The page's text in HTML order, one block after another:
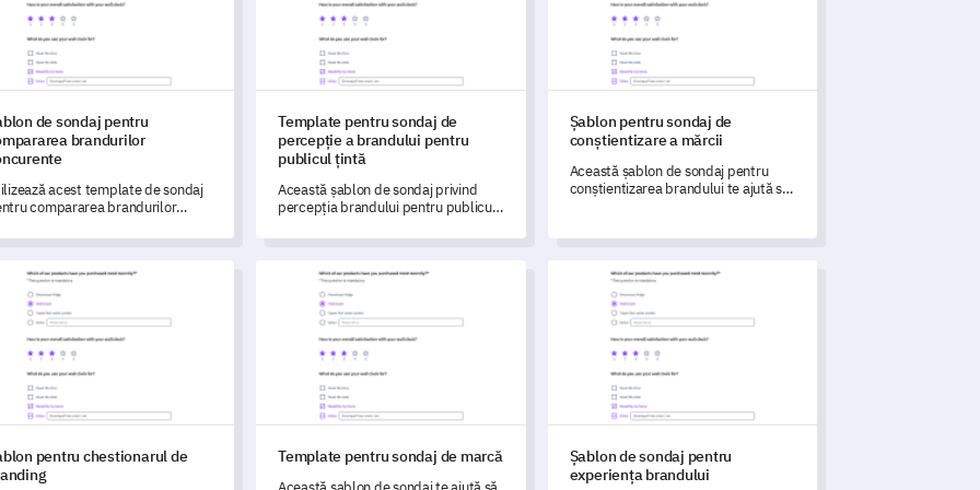
de sondaj pentru
brandurilor
acest template de sondaj
compararea brandurilor
performanța brandului
Template pentru sondaj de
percepție a brandului pentru
publicul țintă
Această șablon de sondaj privind
percepția brandului pentru publicul
înțelegeți eficient percepția și
brandul dvs.
Șablon pentru sondaj de
conștientizare a mărcii
Această șablon de sondaj pentru
conștientizarea brandului te ajută să
de brandul tău.
pentru chestionarul de branding
pentru chestionarul de
Template pentru sondaj de marcă
Template pentru sondaj de marcă
Șablon de sondaj pentru experiența brandului
Șablon de sondaj pentru
experiența brandului